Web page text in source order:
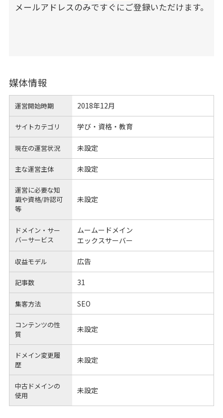
メールアドレスのみですぐにご登録いただけます。
媒体情報
運営開始時期 2018年12月
サイトカテゴリ 学び・資格・教育
現在の運営状況 未設定
主な運営主体 未設定
運営に必要な知
識や資格/許認可
等
未設定
ドメイン・サー
バーサービス
ムームードメイン
エックスサーバー
収益モデル 広告
記事数 31
集客方法 SEO
コンテンツの性
質
未設定
ドメイン変更履
歴
未設定
中古ドメインの
使用
未設定